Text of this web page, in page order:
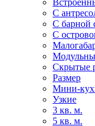
С
С барной
С
Скрытые
Размер
Мини-
Узкие
3 кв. м.
5 кв. м.